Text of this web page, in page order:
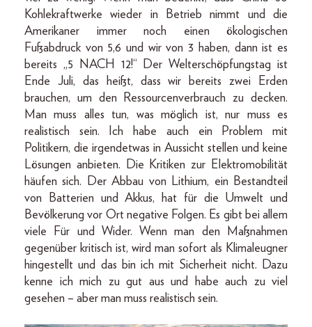
Kohlekraftwerke wieder in Betrieb nimmt und die
Amerikaner immer noch einen ökologischen
Fußabdruck von 5,6 und wir von 3 haben, dann ist es
bereits „5 NACH 12!“ Der Welterschöpfungstag ist
Ende Juli, das heißt, dass wir bereits zwei Erden
brauchen, um den Ressourcenverbrauch zu decken.
Man muss alles tun, was möglich ist, nur muss es
realistisch sein. Ich habe auch ein Problem mit
Politikern, die irgendetwas in Aussicht stellen und keine
Lösungen anbieten. Die Kritiken zur Elektromobilität
häufen sich. Der Abbau von Lithium, ein Bestandteil
von Batterien und Akkus, hat für die Umwelt und
Bevölkerung vor Ort negative Folgen. Es gibt bei allem
viele Für und Wider. Wenn man den Maßnahmen
gegenüber kritisch ist, wird man sofort als Klimaleugner
hingestellt und das bin ich mit Sicherheit nicht. Dazu
kenne ich mich zu gut aus und habe auch zu viel
gesehen – aber man muss realistisch sein.